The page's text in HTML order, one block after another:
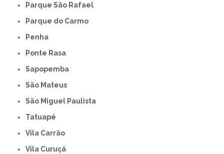
Parque São Rafael
Parque do Carmo
Penha
Ponte Rasa
Sapopemba
São Mateus
São Miguel Paulista
Tatuapé
Vila Carrão
Vila Curuçá